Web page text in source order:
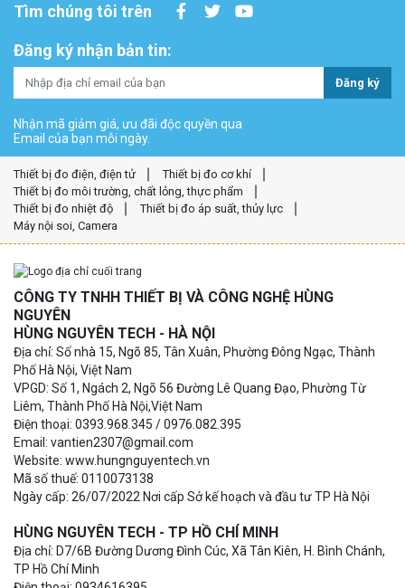
Tìm chúng tôi trên
Đăng ký nhận bản tin:
Đăng ký
Nhận mã giảm giá, ưu đãi độc quyền qua
Email của bạn mỗi ngày.
Thiết bị đo điện, điện tử
Thiết bị đo cơ khí
Thiết bị đo môi trường, chất lỏng, thực phẩm
Thiết bị đo nhiệt độ
Thiết bị đo áp suất, thủy lực
Máy nội soi, Camera
CÔNG TY TNHH THIẾT BỊ VÀ CÔNG NGHỆ HÙNG
NGUYÊN
HÙNG NGUYÊN TECH - HÀ NỘI
Địa chỉ: Số nhà 15, Ngõ 85, Tân Xuân, Phường Đông Ngạc, Thành
Phố Hà Nội, Việt Nam
VPGD: Số 1, Ngách 2, Ngõ 56 Đường Lê Quang Đạo, Phường Từ
Liêm, Thành Phố Hà Nội,Việt Nam
Điện thoại: 0393.968.345 / 0976.082.395
Email: vantien2307@gmail.com
Website: www.hungnguyentech.vn
Mã số thuế: 0110073138
Ngày cấp: 26/07/2022 Nơi cấp Sở kế hoạch và đầu tư TP Hà Nội
HÙNG NGUYÊN TECH - TP HỒ CHÍ MINH
Địa chỉ: D7/6B Đường Dương Đình Cúc, Xã Tân Kiên, H. Bình Chánh,
TP Hồ Chí Minh